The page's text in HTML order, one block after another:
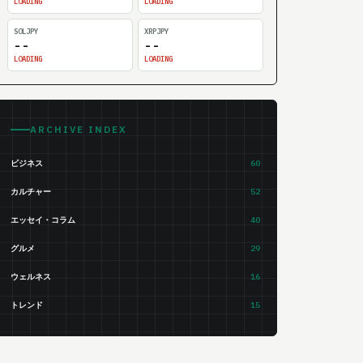
SOLJPY
--
LOADING
XRPJPY
--
LOADING
ARCHIVE INDEX
ビジネス 60
カルチャー 52
エッセイ・コラム 40
グルメ 29
ウェルネス 16
トレンド 15